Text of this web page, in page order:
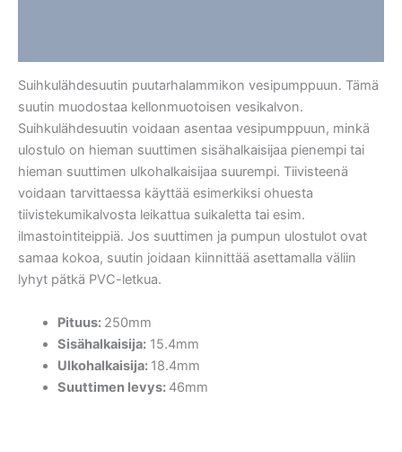
Suihkulähdesuutin puutarhalammikon vesipumppuun. Tämä
suutin muodostaa kellonmuotoisen vesikalvon.
Suihkulähdesuutin voidaan asentaa vesipumppuun, minkä
ulostulo on hieman suuttimen sisähalkaisijaa pienempi tai
hieman suuttimen ulkohalkaisijaa suurempi. Tiivisteenä
voidaan tarvittaessa käyttää esimerkiksi ohuesta
tiivistekumikalvosta leikattua suikaletta tai esim.
ilmastointiteippiä. Jos suuttimen ja pumpun ulostulot ovat
samaa kokoa, suutin joidaan kiinnittää asettamalla väliin
lyhyt pätkä PVC-letkua.
Pituus: 250mm
Sisähalkaisija:15.4mm
Ulkohalkaisija: 18.4mm
Suuttimen levys: 46mm